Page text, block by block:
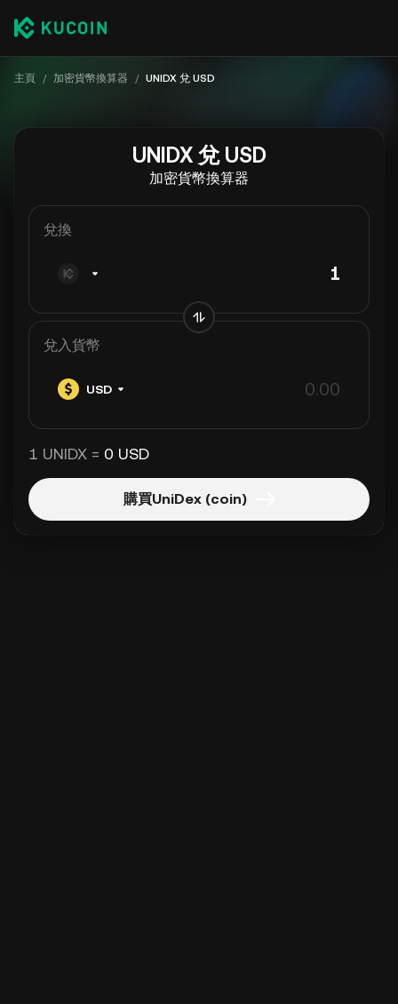
主頁 / 加密貨幣換算器 / UNIDX 兌 USD
UNIDX 兌 USD
加密貨幣換算器
兌換
兌入貨幣
USD
1 UNIDX = 0 USD
購買UniDex (coin)